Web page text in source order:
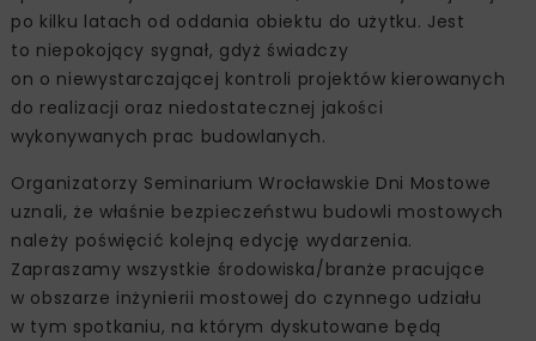
po kilku latach od oddania obiektu do użytku. Jest
to niepokojący sygnał, gdyż świadczy
on o niewystarczającej kontroli projektów kierowanych
do realizacji oraz niedostatecznej jakości
wykonywanych prac budowlanych.
Organizatorzy Seminarium Wrocławskie Dni Mostowe
uznali, że właśnie bezpieczeństwu budowli mostowych
należy poświęcić kolejną edycję wydarzenia.
Zapraszamy wszystkie środowiska/branże pracujące
w obszarze inżynierii mostowej do czynnego udziału
w tym spotkaniu, na którym dyskutowane będą